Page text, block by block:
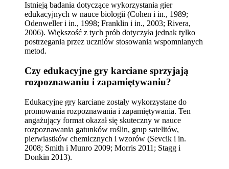
Istnieją badania dotyczące wykorzystania gier
edukacyjnych w nauce biologii (Cohen i in., 1989;
Odenweller i in., 1998; Franklin i in., 2003; Rivera,
2006). Większość z tych prób dotyczyła jednak tylko
postrzegania przez uczniów stosowania wspomnianych
metod.
Czy edukacyjne gry karciane sprzyjają
rozpoznawaniu i zapamiętywaniu?
Edukacyjne gry karciane zostały wykorzystane do
promowania rozpoznawania i zapamiętywania. Ten
angażujący format okazał się skuteczny w nauce
rozpoznawania gatunków roślin, grup satelitów,
pierwiastków chemicznych i wzorów (Sevcik i in.
2008; Smith i Munro 2009; Morris 2011; Stagg i
Donkin 2013).